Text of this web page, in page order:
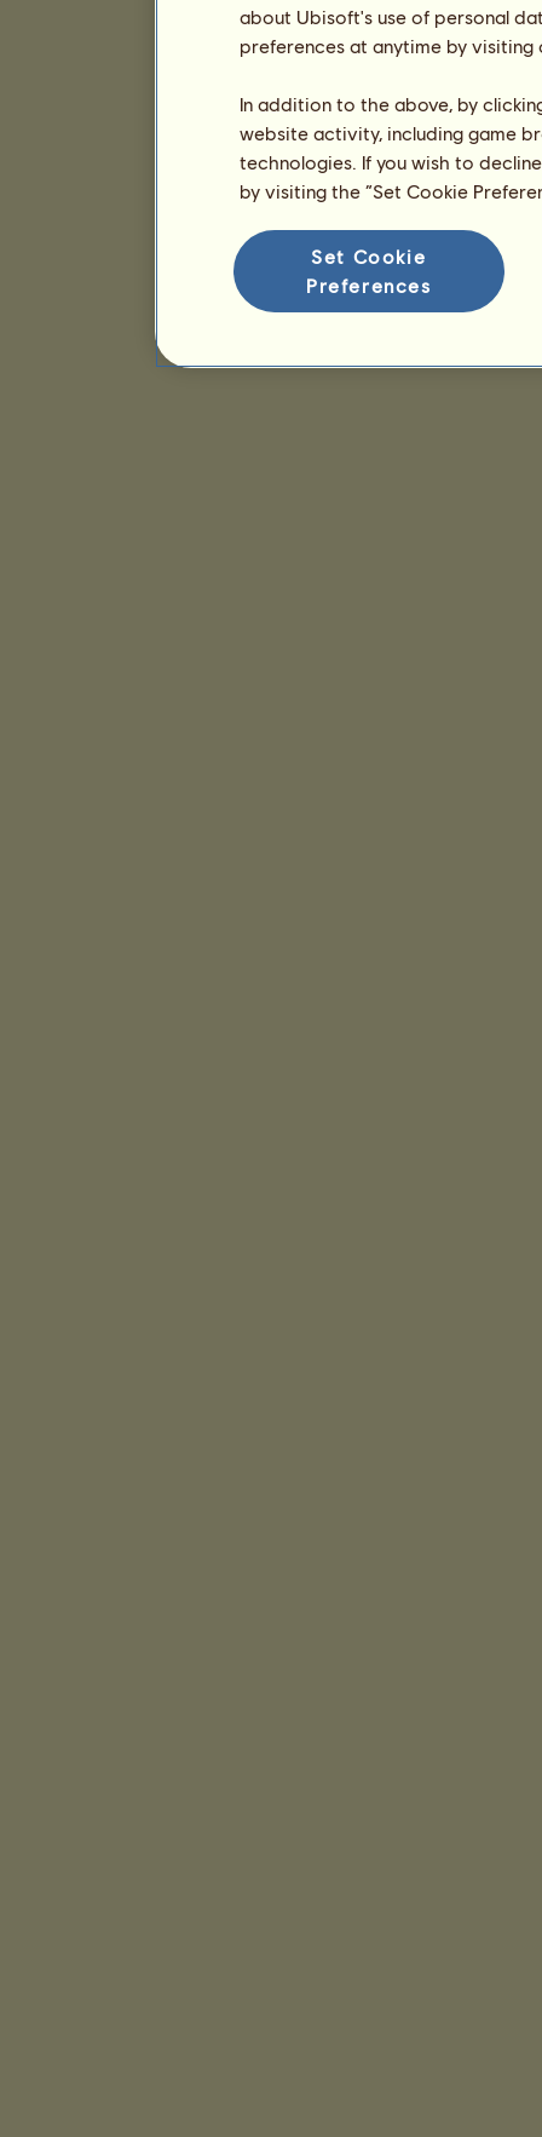
about Ubisoft's use of personal
preferences at anytime by
In addition to the above, by
website activity, including game
technologies. If you wish to
by visiting the “Set Cookie
Set Cookie
Preferences